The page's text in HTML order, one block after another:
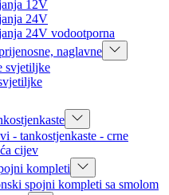
12V
24V
24V vodootporna
naglavne
svjetiljke
- tankostjenkaste - crne
cijev
kompleti
spojni kompleti sa smolom